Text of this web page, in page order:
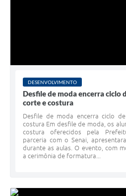
DESENVOLVIMENTO
Desfile de moda encerra ciclo
corte e costura
Desfile de moda encerra ciclo
costura Em desfile de moda, os
costura oferecidos pela
parceria com o Senai,
durante as aulas. O evento, com
a cerimônia de formatura...